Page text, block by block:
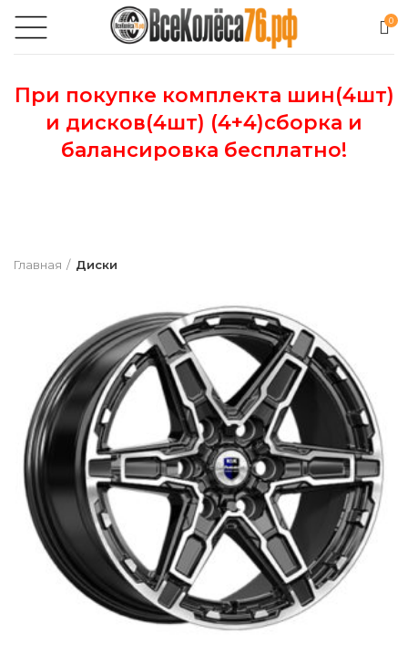
0
При покупке комплекта шин(4шт)
и дисков(4шт) (4+4)сборка и
балансировка бесплатно!
Главная Диски